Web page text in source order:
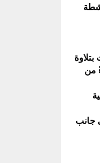
من
جانب